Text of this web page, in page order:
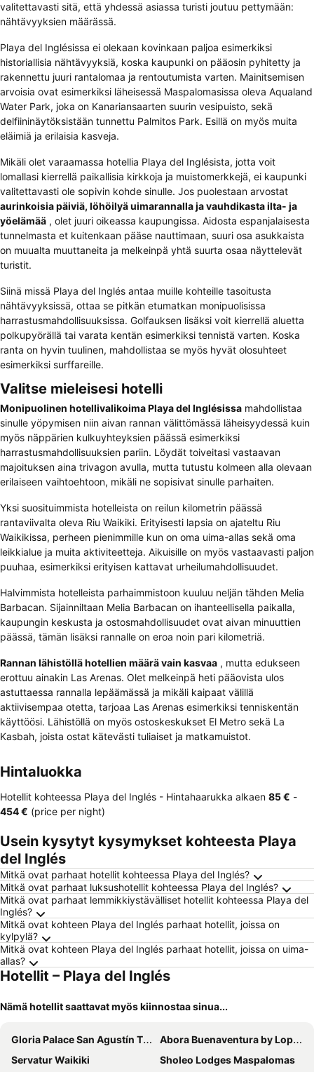
valitettavasti sitä, että yhdessä asiassa turisti joutuu pettymään:
nähtävyyksien määrässä.
Playa del Inglésissa ei olekaan kovinkaan paljoa esimerkiksi
historiallisia nähtävyyksiä, koska kaupunki on pääosin pyhitetty ja
rakennettu juuri rantalomaa ja rentoutumista varten. Mainitsemisen
arvoisia ovat esimerkiksi läheisessä Maspalomasissa oleva Aqualand
Water Park, joka on Kanariansaarten suurin vesipuisto, sekä
delfiininäytöksistään tunnettu Palmitos Park. Esillä on myös muita
eläimiä ja erilaisia kasveja.
Mikäli olet varaamassa hotellia Playa del Inglésista, jotta voit
lomallasi kierrellä paikallisia kirkkoja ja muistomerkkejä, ei kaupunki
valitettavasti ole sopivin kohde sinulle. Jos puolestaan arvostat
aurinkoisia päiviä, löhöilyä uimarannalla ja vauhdikasta ilta- ja
yöelämää , olet juuri oikeassa kaupungissa. Aidosta espanjalaisesta
tunnelmasta et kuitenkaan pääse nauttimaan, suuri osa asukkaista
on muualta muuttaneita ja melkeinpä yhtä suurta osaa näyttelevät
turistit.
Siinä missä Playa del Inglés antaa muille kohteille tasoitusta
nähtävyyksissä, ottaa se pitkän etumatkan monipuolisissa
harrastusmahdollisuuksissa. Golfauksen lisäksi voit kierrellä aluetta
polkupyörällä tai varata kentän esimerkiksi tennistä varten. Koska
ranta on hyvin tuulinen, mahdollistaa se myös hyvät olosuhteet
esimerkiksi surffareille.
Valitse mieleisesi hotelli
Monipuolinen hotellivalikoima Playa del Inglésissa mahdollistaa
sinulle yöpymisen niin aivan rannan välittömässä läheisyydessä kuin
myös näppärien kulkuyhteyksien päässä esimerkiksi
harrastusmahdollisuuksien pariin. Löydät toiveitasi vastaavan
majoituksen aina trivagon avulla, mutta tutustu kolmeen alla olevaan
erilaiseen vaihtoehtoon, mikäli ne sopisivat sinulle parhaiten.
Yksi suosituimmista hotelleista on reilun kilometrin päässä
rantaviivalta oleva Riu Waikiki. Erityisesti lapsia on ajateltu Riu
Waikikissa, perheen pienimmille kun on oma uima-allas sekä oma
leikkialue ja muita aktiviteetteja. Aikuisille on myös vastaavasti paljon
puuhaa, esimerkiksi erityisen kattavat urheilumahdollisuudet.
Halvimmista hotelleista parhaimmistoon kuuluu neljän tähden Melia
Barbacan. Sijainniltaan Melia Barbacan on ihanteellisella paikalla,
kaupungin keskusta ja ostosmahdollisuudet ovat aivan minuuttien
päässä, tämän lisäksi rannalle on eroa noin pari kilometriä.
Rannan lähistöllä hotellien määrä vain kasvaa , mutta edukseen
erottuu ainakin Las Arenas. Olet melkeinpä heti pääovista ulos
astuttaessa rannalla lepäämässä ja mikäli kaipaat välillä
aktiivisempaa otetta, tarjoaa Las Arenas esimerkiksi tenniskentän
käyttöösi. Lähistöllä on myös ostoskeskukset El Metro sekä La
Kasbah, joista ostat kätevästi tuliaiset ja matkamuistot.
Hintaluokka
Hotellit kohteessa Playa del Inglés - Hintahaarukka alkaen ‎85 € -
‎454 € (price per night)
Usein kysytyt kysymykset kohteesta Playa
del Inglés
Mitkä ovat parhaat hotellit kohteessa Playa del Inglés?
Mitkä ovat parhaat luksushotellit kohteessa Playa del Inglés?
Mitkä ovat parhaat lemmikkiystävälliset hotellit kohteessa Playa del
Inglés?
Mitkä ovat kohteen Playa del Inglés parhaat hotellit, joissa on
kylpylä?
Mitkä ovat kohteen Playa del Inglés parhaat hotellit, joissa on uima-
allas?
Hotellit – Playa del Inglés
Nämä hotellit saattavat myös kiinnostaa sinua...
Gloria Palace San Agustín Thalasso & Hotel
Abora Buenaventura by Lopesan Hotels
Servatur Waikiki
Sholeo Lodges Maspalomas